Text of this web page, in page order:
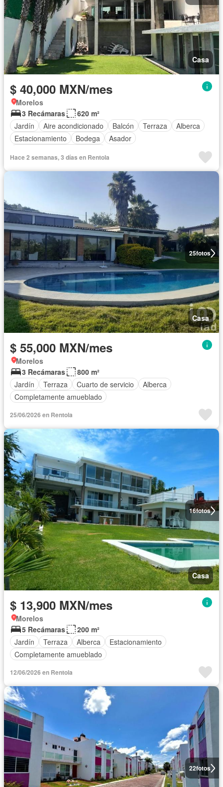
Casa
$ 40,000 MXN/mes
Morelos
3 Recámaras
620 m²
Jardín
Aire acondicionado Balcón Terraza
Alberca
Estacionamiento
Bodega
Asador
Hace 2 semanas, 3 días en Rentola
25fotos
Casa
$ 55,000 MXN/mes
Morelos
3 Recámaras
800 m²
Jardín
Terraza Cuarto de servicio
Alberca
Completamente amueblado
25/06/2026 en Rentola
16fotos
Casa
$ 13,900 MXN/mes
Morelos
5 Recámaras
200 m²
Jardín
Terraza Alberca
Estacionamiento
Completamente amueblado
12/06/2026 en Rentola
22fotos